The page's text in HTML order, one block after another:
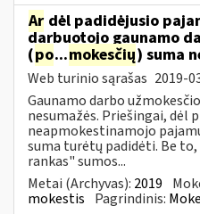
Ar dėl padidėjusio
darbuotojo gaunamo
(po...mokesčių) suma
Web turinio sąrašas 2019-
Gaunamo darbo
nesumažės. Priešingai, dėl
neapmokestinamojo
suma turėtų padidėti. Be
rankas" sumos...
Metai (Archyvas): 2019
mokestis Pagrindinis: